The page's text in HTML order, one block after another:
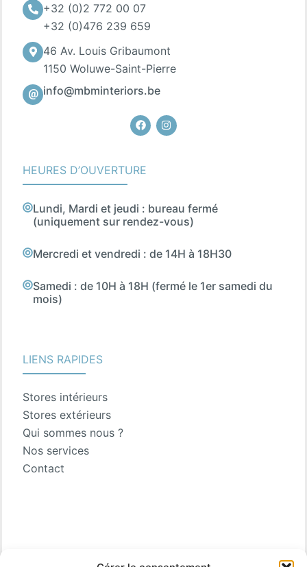
+32 (0)2 772 00 07
+32 (0)476 239 659
46 Av. Louis Gribaumont
1150 Woluwe-Saint-Pierre
info@mbminteriors.be
FacebookInstagram
HEURES D’OUVERTURE
Lundi, Mardi et jeudi : bureau fermé
(uniquement sur rendez-vous)
Mercredi et vendredi : de 14H à 18H30
Samedi : de 10H à 18H (fermé le 1er samedi du
mois)
LIENS RAPIDES
Stores intérieurs
Stores extérieurs
Qui sommes nous ?
Nos services
Contact